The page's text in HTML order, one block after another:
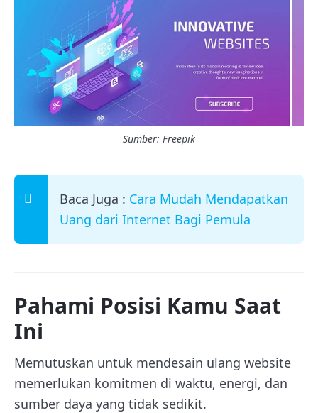
Sumber: Freepik
Baca Juga : Cara Mudah Mendapatkan
Uang dari Internet Bagi Pemula
Pahami Posisi Kamu Saat
Ini
Memutuskan untuk mendesain ulang website
memerlukan komitmen di waktu, energi, dan
sumber daya yang tidak sedikit.